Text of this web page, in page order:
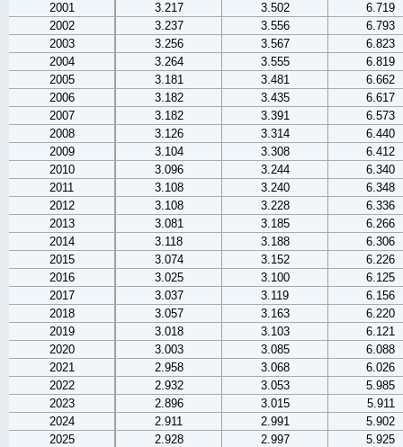
2001
3.217 3.502
6.719
2002
3.237 3.556
6.793
2003
3.256 3.567
6.823
2004
3.264 3.555
6.819
2005
3.181 3.481
6.662
2006
3.182 3.435
6.617
2007
3.182 3.391
6.573
2008
3.126 3.314
6.440
2009
3.104 3.308
6.412
2010
3.096 3.244
6.340
2011
3.108 3.240
6.348
2012
3.108 3.228
6.336
2013
3.081 3.185
6.266
2014
3.118 3.188
6.306
2015
3.074 3.152
6.226
2016
3.025 3.100
6.125
2017
3.037 3.119
6.156
2018
3.057 3.163
6.220
2019
3.018 3.103
6.121
2020
3.003 3.085
6.088
2021
2.958 3.068
6.026
2022
2.932 3.053
5.985
2023
2.896 3.015
5.911
2024
2.911 2.991
5.902
2025
2.928 2.997 5.925